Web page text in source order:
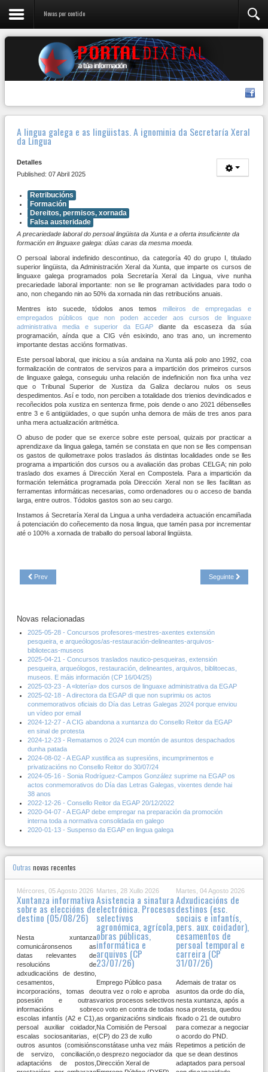
Novas por contido
A lingua galega e as lingüistas. A ignominia da Secretaría Xeral
da Lingua
Detalles
Published: 07 Abril 2025
Retribucións
Formación
Dereitos, permisos, xornada
Falsa austeridade
A precariedade laboral do persoal lingüista da Xunta e a oferta insuficiente da
formación en linguaxe galega: dúas caras da mesma moeda.
O persoal laboral indefinido descontinuo, da categoría 40 do grupo I, titulado
superior lingüista, da Administración Xeral da Xunta, que imparte os cursos de
linguaxe galega programados pola Secretaría Xeral da Lingua, vive nunha
precariedade laboral importante: non se lle programan actividades para todo o
ano, non chegando nin ao 50% da xornada nin das retribucións anuais.
Mentres isto sucede, tódolos anos temosmilleiros de empregadas e
empregados públicos que non poden acceder aos cursos de linguaxe
administrativa media e superior da EGAP diante da escaseza da súa
programación, aínda que a CIG vén esixindo, ano tras ano, un incremento
importante destas accións formativas.
Este persoal laboral, que iniciou a súa andaina na Xunta alá polo ano 1992, coa
formalización de contratos de servizos para a impartición dos primeiros cursos
de linguaxe galega, conseguiu unha relación de indefinición non fixa unha vez
que o Tribunal Superior de Xustiza da Galiza declarou nulos os seus
despedimentos. Así e todo, non perciben a totalidade dos trienios devindicados e
recoñecidos pola xustiza en sentenza firme, pois dende o ano 2021 débenselles
entre 3 e 6 antigüidades, o que supón unha demora de máis de tres anos para
unha mera actualización aritmética.
O abuso de poder que se exerce sobre este persoal, quizais por practicar a
aprendizaxe da lingua galega, tamén se constata en que non se lles compensan
os gastos de quilometraxe polos traslados ás distintas localidades onde se lles
programa a impartición dos cursos ou a avaliación das probas CELGA; nin polo
traslado dos exames á Dirección Xeral en Compostela. Para a impartición da
formación telemática programada pola Dirección Xeral non se lles facilitan as
ferramentas informáticas necesarias, como ordenadores ou o acceso de banda
larga, entre outros. Tódolos gastos son ao seu cargo.
Instamos á Secretaría Xeral da Lingua a unha verdadeira actuación encamiñada
á potenciación do coñecemento da nosa lingua, que tamén pasa por incrementar
até o 100% a xornada de traballo do persoal laboral lingüista.
Prev Seguinte
Novas relacionadas
2025-05-28 - Concursos profesores-mestres-axentes extensión
pesqueira, e arqueólogos/as-restauración-delineantes-arquivos-
bibliotecas-museos
2025-04-21 - Concursos traslados nautico-pesqueiras, extensión
pesqueira, arqueólogos, restauración, delineantes, arquivos, biblitoecas,
museos. E máis información (CP 16/04/25)
2025-03-23 - A «lotería» dos cursos de linguaxe administrativa da EGAP
2025-02-18 - A directora da EGAP di que non suprimiu os actos
conmemorativos oficiais do Día das Letras Galegas 2024 porque enviou
un vídeo por email
2024-12-27 - A CIG abandona a xuntanza do Consello Reitor da EGAP
en sinal de protesta
2024-12-23 - Rematamos o 2024 cun montón de asuntos despachados
dunha patada
2024-08-02 - A EGAP xustifica as supresións, incumprimentos e
privatizacións no Consello Reitor do 30/07/24
2024-05-16 - Sonia Rodríguez-Campos González suprime na EGAP os
actos conmemorativos do Día das Letras Galegas, vixentes dende hai
38 anos
2022-12-26 - Consello Reitor da EGAP 20/12/2022
2020-04-07 - A EGAP debe empregar na preparación da promoción
interna toda a normativa consolidada en galego
2020-01-13 - Suspenso da EGAP en lingua galega
Outras novas recentes
Mércores, 05 Agosto 2026
Xuntanza informativa
sobre as eleccións de
destino (05/08/26)
Nesta xuntanza
comunicáronsenos as
datas relevantes de
resolucións de
adxudicacións de destino,
cesamentos,
incorporacións, tomas de
posesión e outras
informacións sobre
escolas infantís (A2 e C1),
persoal auxiliar coidador,
escalas sociosanitarias, e
outros asuntos (comisións
de servizo, conciliación,
adaptacións de postos,
Martes, 28 Xullo 2026
Asistencia a sinatura
electrónica. Procesos
selectivos
agronómica, agrícola,
obras públicas,
informática e
arquivos (CP
23/07/26)
Emprego Público pasa
outra vez o rolo e aproba
varios procesos selectivos
co voto en contra de todas
as organizacións sindicais
Na Comisión de Persoal
(CP) do 23 de xullo
constátase unha vez máis
o desprezo negociador da
Dirección Xeral de
Martes, 04 Agosto 2026
Adxudicacións de
destinos (esc.
sociais e infantís,
pers. aux. coidador),
cesamentos de
persoal temporal e
carreira (CP
31/07/26)
Ademais de tratar os
asuntos da orde do día,
nesta xuntanza, após a
nosa protesta, quedou
fixado o 21 de outubro
para comezar a negociar
o acordo do PND.
Repetimos a petición de
que se dean destinos
adaptados para persoal